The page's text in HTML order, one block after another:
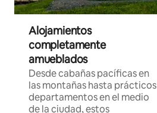
Alojamientos
completamente
amueblados
Desde cabañas pacíficas en
las montañas hasta prácticos
departamentos en el medio
de la ciudad, estos